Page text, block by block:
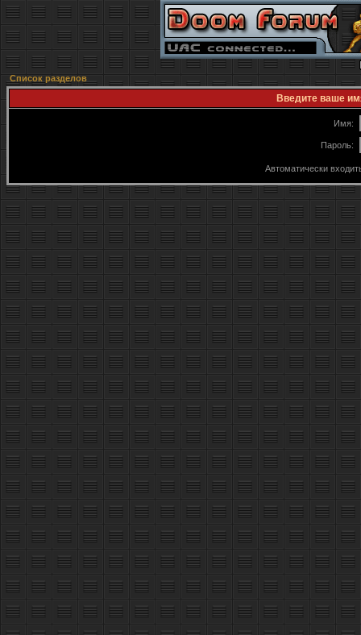
Список разделов
Введите ваше
Имя:
Пароль:
Автоматически